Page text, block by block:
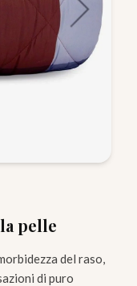
pelle
del raso,
di puro